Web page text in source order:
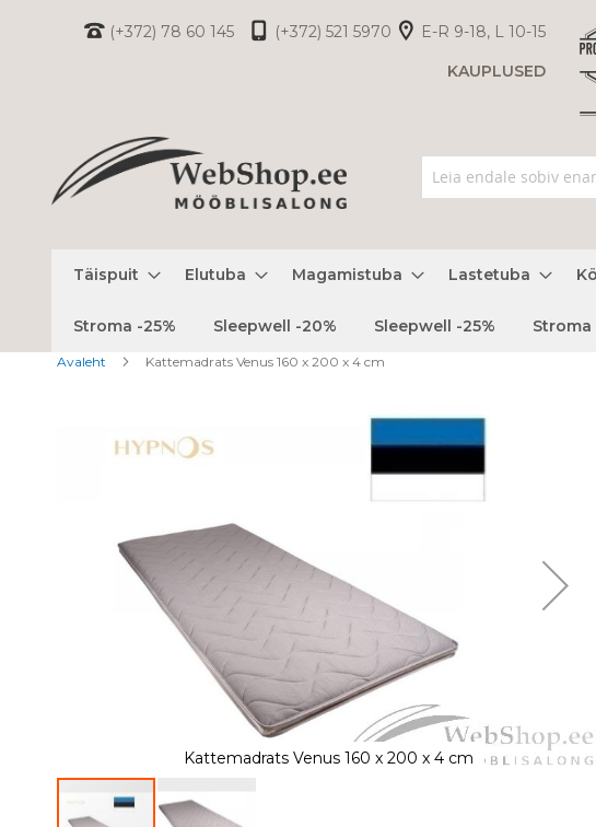
(+372) 78 60 145 (+372) 521 5970
E-R 9-18, L 10-15
KAUPLUSED
Täispuit Elutuba Magamistuba Lastetuba
Stroma -25% Sleepwell -20% Sleepwell -25%
Avaleht Kattemadrats Venus 160 x 200 x 4 cm
Kattemadrats Venus 160 x 200 x 4 cm